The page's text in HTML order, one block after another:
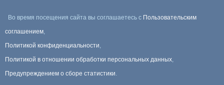
Во время посещения сайта вы соглашаетесь с Пользовательским
соглашением,
Политикой конфиденциальности,
Политикой в отношении обработки персональных данных,
Предупреждением о сборе статистики.